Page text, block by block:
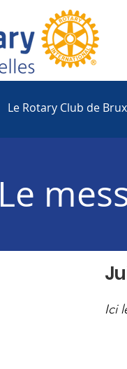
Le Rotary Club de
Le
Ici